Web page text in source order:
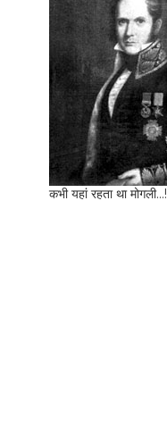
कभी यहां रहता था मोगली...!